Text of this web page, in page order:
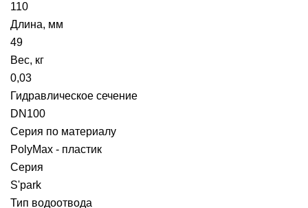
110
Длина, мм
49
Вес, кг
0,03
Гидравлическое сечение
DN100
Серия по материалу
PolyMax - пластик
Серия
S'park
Тип водоотвода